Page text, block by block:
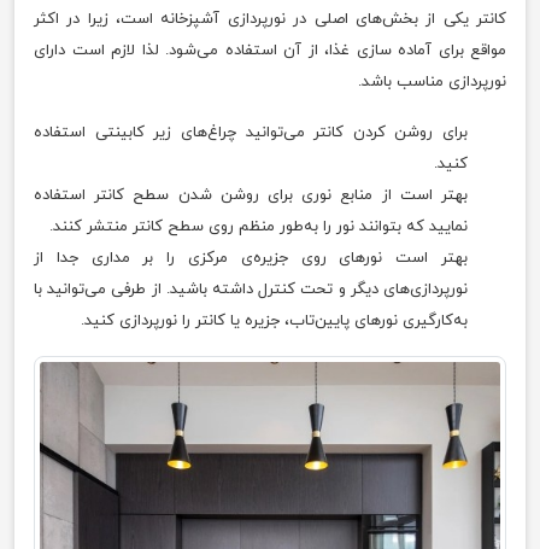
کانتر یکی از بخش‌های اصلی در نورپردازی آشپزخانه است، زیرا در اکثر
مواقع برای آماده سازی غذا، از آن استفاده می‌شود. لذا لازم است دارای
نورپردازی مناسب باشد.
برای روشن کردن کانتر می‌توانید چراغ‌های زیر کابینتی استفاده
کنید.
بهتر است از منابع نوری برای روشن شدن سطح کانتر استفاده
نمایید که بتوانند نور را به‌طور منظم روی سطح کانتر منتشر کنند.
بهتر است نور‌های روی جزیره‌ی مرکزی را بر مداری جدا از
نورپردازی‌های دیگر و تحت کنترل داشته باشید. از طرفی می‌توانید با
به‌کارگیری نورهای پایین‌تاب، جزیره یا کانتر را نورپردازی کنید.